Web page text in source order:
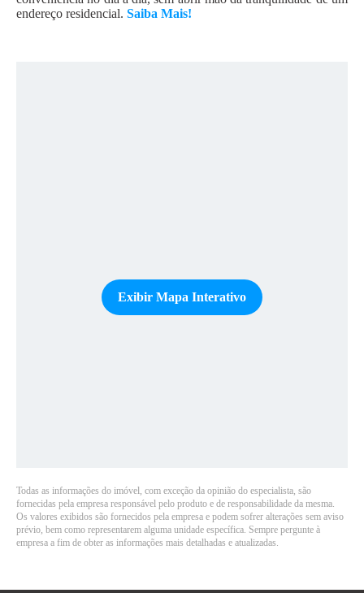
endereço residencial. Saiba Mais!
Exibir Mapa Interativo
Todas as informações do imóvel, com exceção da opinião do especialista, são
fornecidas pela empresa responsável pelo produto e de responsabilidade da mesma.
Os valores exibidos são fornecidos pela empresa e podem sofrer alterações sem aviso
prévio, bem como representarem alguma unidade específica. Sempre pergunte à
empresa a fim de obter as informações mais detalhadas e atualizadas.